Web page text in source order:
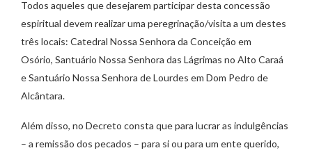
Todos aqueles que desejarem participar desta concessão
espiritual devem realizar uma peregrinação/visita a um destes
três locais: Catedral Nossa Senhora da Conceição em
Osório, Santuário Nossa Senhora das Lágrimas no Alto Caraá
e Santuário Nossa Senhora de Lourdes em Dom Pedro de
Alcântara.
Além disso, no Decreto consta que para lucrar as indulgências
– a remissão dos pecados – para si ou para um ente querido,